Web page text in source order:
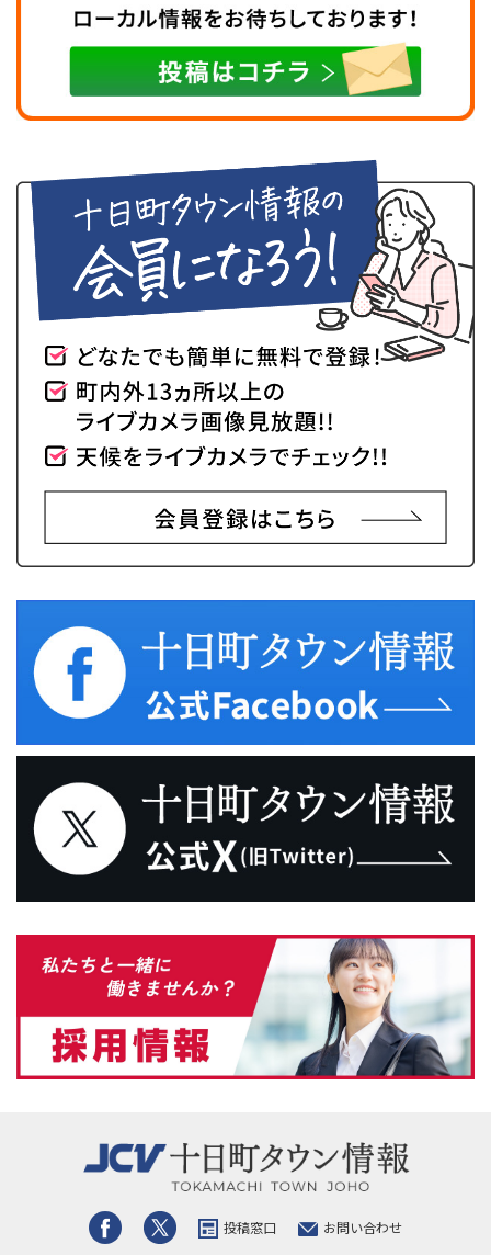
投稿窓口 お問い合わせ